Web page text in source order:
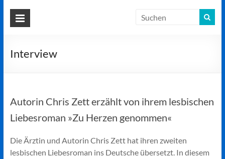
Interview
Autorin Chris Zett erzählt von ihrem lesbischen
Liebesroman »Zu Herzen genommen«
Die Ärztin und Autorin Chris Zett hat ihren zweiten
lesbischen Liebesroman ins Deutsche übersetzt. In diesem